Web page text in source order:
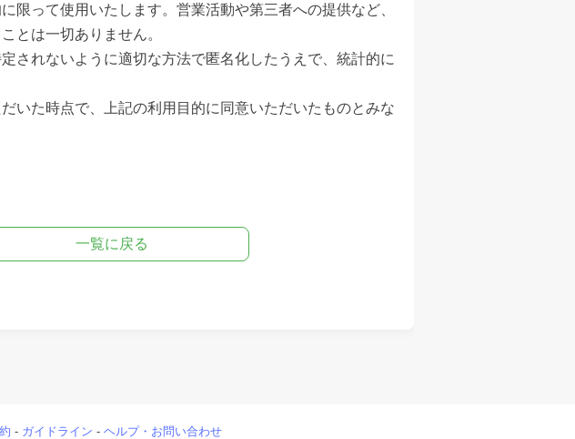
限って使用いたします。営業活動や第三者への提供など、
とは一切ありません。
されないように適切な方法で匿名化したうえで、統計的に
いた時点で、上記の利用目的に同意いただいたものとみな
一覧に戻る
- ガイドライン - ヘルプ・お問い合わせ